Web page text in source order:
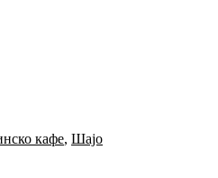
кафе, Шајо